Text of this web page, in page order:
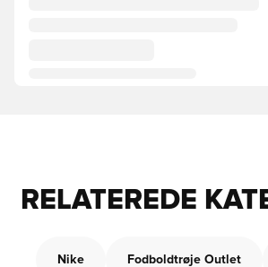
RELATEREDE
Nike Fodboldtrøje Outlet